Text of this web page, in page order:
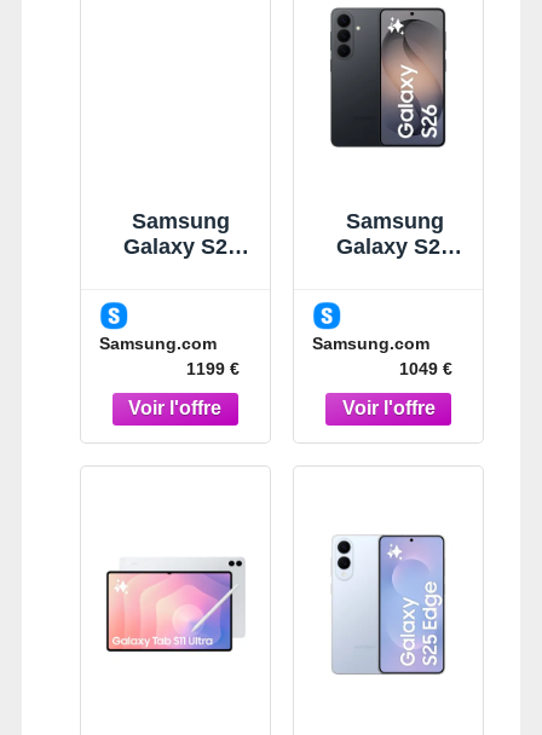
Samsung
Galaxy S26
Smartphone
IA 5G Noir
Samsung.com
1199 €
Samsung
Galaxy S26
Smartphone
Samsung.com
1049 €